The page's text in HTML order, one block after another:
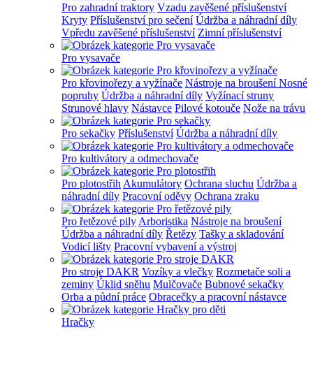
Pro zahradní traktory Vzadu zavěšené příslušenství
Kryty Příslušenství pro sečení Údržba a náhradní díly
Vpředu zavěšené příslušenství Zimní příslušenství
Pro vysavače
Pro křovinořezy a vyžínače Nástroje na broušeníNosné
popruhy Údržba a náhradní díly Vyžínací struny
Strunové hlavy Nástavce Pilové kotouče Nože na trávu
Pro sekačky Příslušenství Údržba a náhradní díly
Pro kultivátory a odmechovače
Pro plotostřih Akumulátory Ochrana sluchu Údržba a
náhradní díly Pracovní oděvy Ochrana zraku
Pro řetězové pily Arboristika Nástroje na broušení
Údržba a náhradní díly Řetězy Tašky a skladování
Vodicí lišty Pracovní vybavení a výstroj
Pro stroje DAKR Vozíky a vlečky Rozmetače soli a
zeminy Úklid sněhu Mulčovače Bubnové sekačky
Orba a půdní práce Obracečky a pracovní nástavce
Hračky